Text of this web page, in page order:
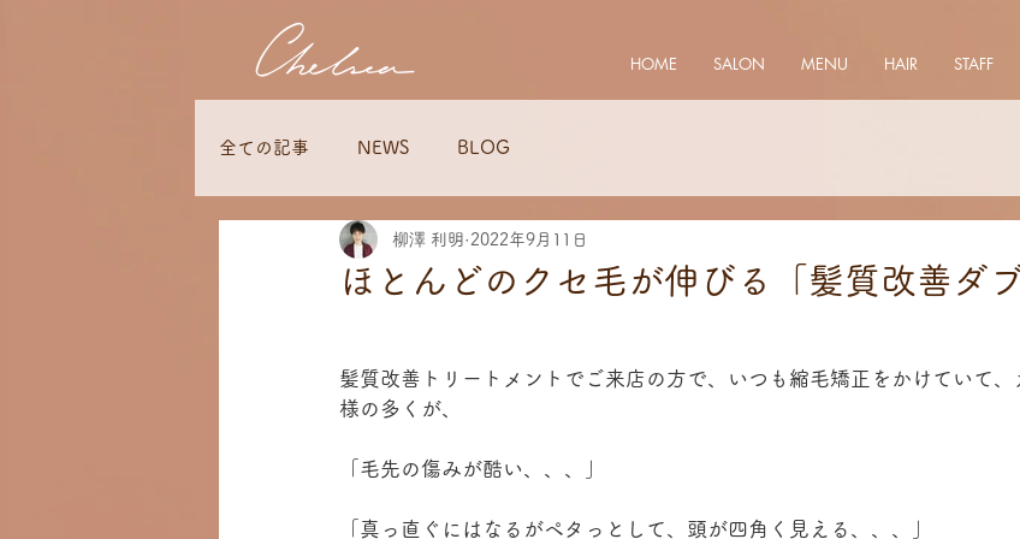
HOME SALON MENU HAIR STAFF
全ての記事 NEWS BLOG
ほとんどのクセ毛が伸びる「髪質改善ダ
柳澤 利明 2022年9月11日
髪質改善トリートメントでご来店の方で、いつも縮毛矯正をかけていて
様の多くが、
「毛先の傷みが酷い、、、」
「真っ直ぐにはなるがペタっとして、頭が四角く見える、、、」